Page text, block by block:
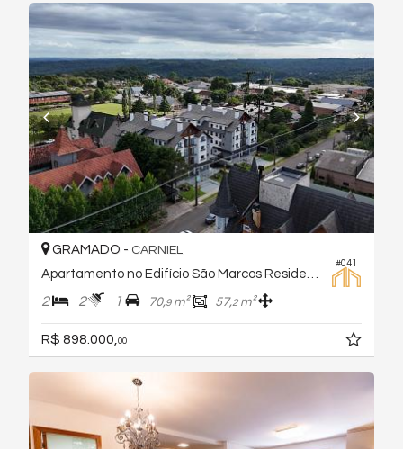
#041
GRAMADO - CARNIEL
2 2 1 70,9m² 57,2m²
R$ 898.000,00